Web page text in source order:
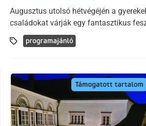
Augusztus utolsó hétvégéjén a
családokat várják egy fantasztikus
programajánló
Támogatott tartalom